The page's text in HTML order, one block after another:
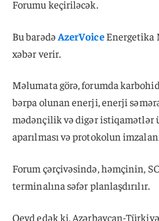
Forumu keçiriləcək.
Bu barədəAzerVoiceEnergetika
xəbər verir.
Məlumata görə, forumda
bərpa olunan enerji, enerji
mədənçilik və digər istiqamətlər
aparılması və protokolun
Forum çərçivəsində, həmçinin,
terminalına səfər planlaşdırılır.
Qeyd edək ki, Azərbaycan-